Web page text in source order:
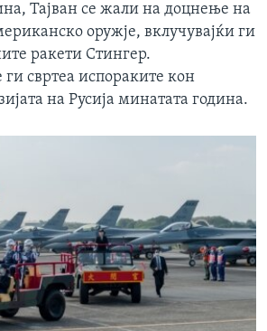
Тајван се жали на доцнење на
оружје, вклучувајќи ги
ракети Стингер.
свртеа испораките кон
на Русија минатата година.